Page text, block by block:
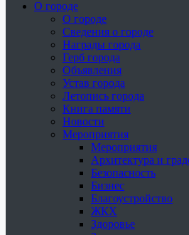
О городе
О городе
Сведения о городе
Награды города
Герб города
Объявления
Устав города
Летопись города
Книга памяти
Новости
Мероприятия
Мероприятия
Архитектура и
Безопасность
Бизнес
Благоустройство
ЖКХ
Здоровье